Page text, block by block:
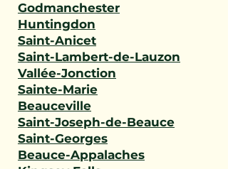
Godmanchester
Huntingdon
Saint-Anicet
Saint-Lambert-de-Lauzon
Vallée-Jonction
Sainte-Marie
Beauceville
Saint-Joseph-de-Beauce
Saint-Georges
Beauce-Appalaches